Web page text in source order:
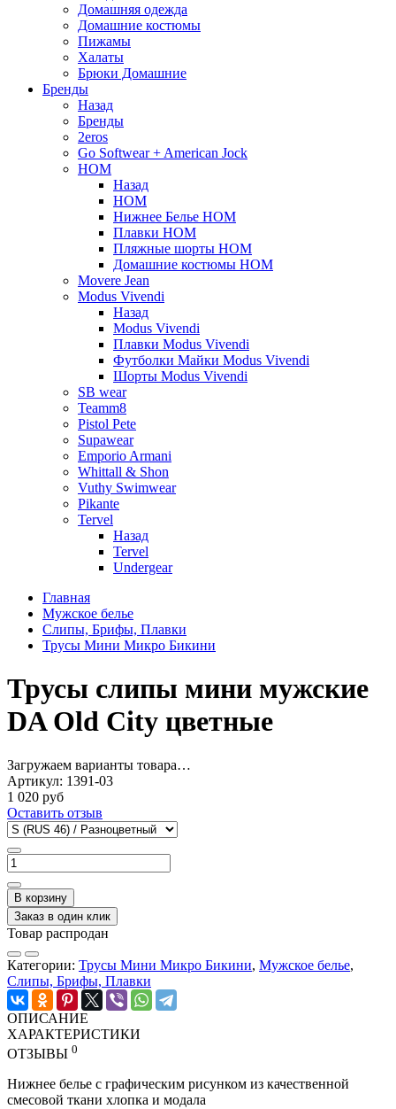
Домашняя одежда
Домашние костюмы
Пижамы
Халаты
Брюки Домашние
Бренды
Назад
Бренды
2eros
Go Softwear + American Jock
HOM
Назад
HOM
Нижнее Белье HOM
Плавки HOM
Пляжные шорты HOM
Домашние костюмы HOM
Movere Jean
Modus Vivendi
Назад
Modus Vivendi
Плавки Modus Vivendi
Футболки Майки Modus Vivendi
Шорты Modus Vivendi
SB wear
Teamm8
Pistol Pete
Supawear
Emporio Armani
Whittall & Shon
Vuthy Swimwear
Pikante
Tervel
Назад
Tervel
Undergear
Главная
Мужское белье
Слипы, Брифы, Плавки
Трусы Мини Микро Бикини
Трусы слипы мини мужские
DA Old City цветные
Загружаем варианты товара…
Артикул: 1391-03
1 020 руб
Оставить отзыв
В корзину
Заказ в один клик
Товар распродан
Категории: Трусы Мини Микро Бикини, Мужское белье,
Слипы, Брифы, Плавки
ОПИСАНИЕ
ХАРАКТЕРИСТИКИ
ОТЗЫВЫ 0
Нижнее белье с графическим рисунком из качественной
смесовой ткани хлопка и модала